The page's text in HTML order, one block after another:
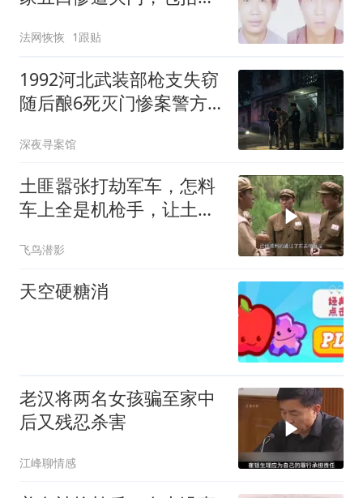
还被多次补刀
法网恢恢 1跟贴
1992河北武装部枪支失窃
随后酿6死灭门惨案警方
深夜寻案馆
土匪嚣张打劫军车，怎料
车上全是机枪手，让土匪
飞鸟潜影
天空硬糖消
老汉将两名女孩骗至家中
后又残忍杀害
江峰聊情感